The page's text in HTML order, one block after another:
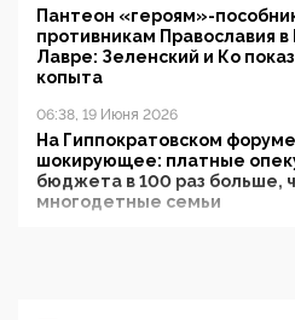
Пантеон «героям»-
противникам Православия
Лавре: Зеленский и Ко
копыта
06:38, 19 Июня 2026
На Гиппократовском
шокирующее: платные
бюджета в 100 раз больше,
многодетные семьи